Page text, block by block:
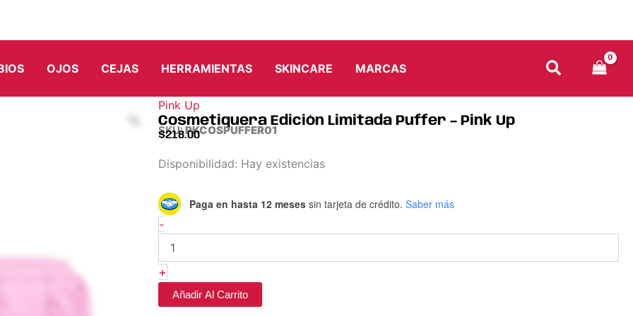
OJOS CEJAS HERRAMIENTAS SKINCARE MARCAS
Pink Up
Cosmetiquera Edición Limitada Puffer – Pink Up
SKU:PKCOSPUFFER01
$218.00
Disponibilidad: Hay existencias
Paga en hasta 12 meses sin tarjeta de crédito. Saber más
-
Cosmetiquera
Edición
Puffer
-
Pink
Up
cantidad
+
Añadir Al Carrito